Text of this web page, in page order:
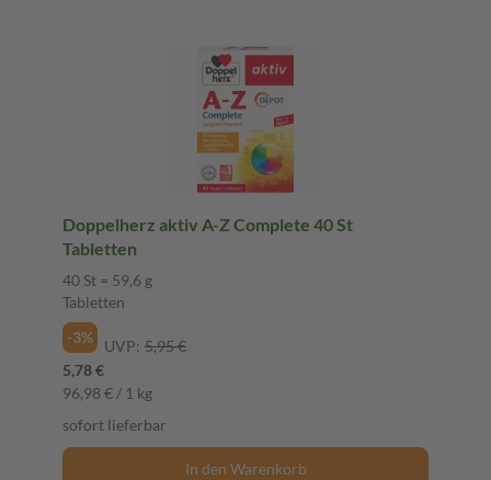
Doppelherz aktiv A-Z Complete 40 St
Tabletten
40 St = 59,6 g
Tabletten
-3%
UVP: 5,95 €
5,78 €
96,98 € / 1 kg
sofort lieferbar
In den Warenkorb